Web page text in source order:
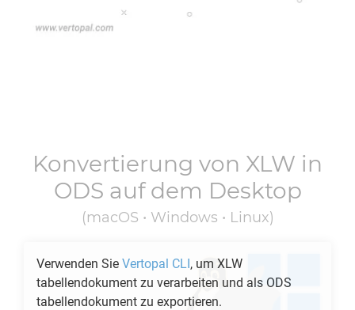
Konvertierung von XLW in
ODS auf dem Desktop
(macOS • Windows • Linux)
Verwenden Sie Vertopal CLI, um XLW
tabellendokument zu verarbeiten und als ODS
tabellendokument zu exportieren.